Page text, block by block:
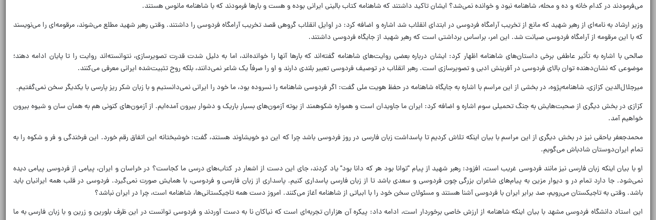
می‌فرمودند در کدام خانه و ده و محله، شاهنامه نبود و خوانده نمی‌شد؟ ایشان تاکید داشتند که شاهنامه کتاب بالینی ایرانی بوده و هست و بارها فرمودند که با شاهنامه مانوس هستند.
وزیر ارشاد به نامه‌ای از رهبر شهید که مانع از تخریب آرامگاه فردوسی در ابتدای انقلاب شد اشاره و اضافه کرد: در اوایل انقلاب گروهی قصد تخریب آرامگاه فردوسی را داشتند. وقتی رهبر شهید مطلع می‌شوند، مرقومه‌ای را می‌نویسند
که با این مرقومه از آرامگاه فردوسی صیانت شد. این امر، براساس برداشتی است که رهبر شهید از جایگاه فردوسی داشتند.
صالحی با اشاره به تأثیر عاطفی برخی داستان‌های شاهنامه اظهار کرد: ایشان درباره بعضی روایت‌های شاهنامه گفته‌اند که بارها آنها را خوانده‌اند، اما به دلیل شدت قدرت تصویرسازی، نتوانسته‌اند روایت را تا پایان ادامه دهند؛
موضوعی که نشان‌دهنده توان بالای فردوسی در آفرینش ادبی و تصویرسازی است. رهبر انقلاب در توصیف فردوسی تعبیر بلندی دارند و او را صرفاً یک شاعر نمی‌دانند، بلکه روح تثبیت‌شده ایرانی معرفی می‌کنند.
میرجلال‌الدین کزازی، شاهنامه‌پژوه، در بخشی از این مراسم با اشاره به جایگاه شاهنامه در حفظ هویت ملی گفت: اگر فردوسی شاهنامه را نسروده بود، ما خود را ایرانی نمی‌دانستیم و با زبان شکر ریز پارسی با یکدیگر سخن نمی‌گفتیم.
کزازی در بخش دیگری از صحبت‌هایش به جنگ تحمیلی سوم اشاره و اضافه کرد: ایران ما جاویدان است و همواره شکوهمند از بوته آزمون‌های بسیار باریک و دشوار بیرون آمده‌ایم. از آزمون‌های کنونی هم به همان سان و شیوه بیرون
خواهیم آمد.
محمدجعفر یاحقی نیز در بخش دیگری از این مراسم با بیان اینکه تلاش کردیم تا پاسداشت زبان فارسی در روز فردوسی باشد چرا که این دو خویشاوند هستند، گفت: خوشبختانه این اتفاق رقم خورد. این فرخندگی و فر و شکوه را به
تمام ایران‌دوستان شادباش می‌گویم.
او با بیان اینکه زبان فارسی نیز مانند فردوسی غریب است، افزود: رهبر شهید از پیام "توانا بود هر که دانا بود" یاد کردند، جای این دست از اشعار در کتاب‌های درسی ما کجاست؟ در خراسان و ایران، پیامی از فردوسی پیامی دیده
نمی‌شود. جا دارد تمام در و دیوار مزین به پیام‌های شاعران بزرگی چون فردوسی و سعدی باشد تا از زبان فارسی پاسداری کنیم. پاسداری از زبان فارسی و فردوسی، با همایش صورت نمی‌گیرد. فردوسی در قلب همه ایرانیان باید
باشد. وقتی به تاجیکستان می‌رویم، صد برابر ایران با فردوسی آشنا هستند و مسئولان سخن خود را با ابیاتی از شاهنامه آغاز می‌کنند. امروز دست همه تاجیکستانی‌ها، شاهنامه است، چرا در ایران نباشد؟
این استاد دانشگاه فردوسی مشهد با بیان اینکه شاهنامه از ارزش خاصی برخوردار است، ادامه داد: پیکره آن هزاران تجربه‌ای است که نیاکان نا به دست آوردند و فردوسی توانست در این ظرف بلورین و زرین و با زبان فارسی به ما